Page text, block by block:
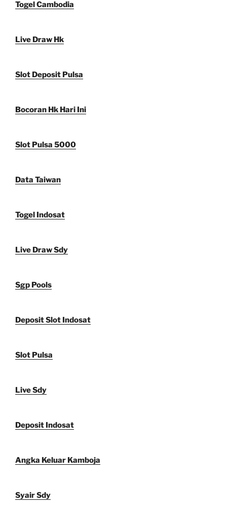
Togel Cambodia
Live Draw Hk
Slot Deposit Pulsa
Bocoran Hk Hari Ini
Slot Pulsa 5000
Data Taiwan
Togel Indosat
Live Draw Sdy
Sgp Pools
Deposit Slot Indosat
Slot Pulsa
Live Sdy
Deposit Indosat
Angka Keluar Kamboja
Syair Sdy